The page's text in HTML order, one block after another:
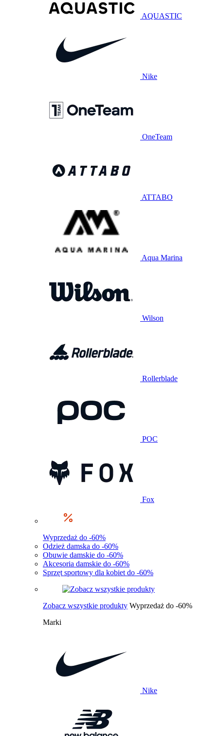
AQUASTIC
Nike
OneTeam
ATTABO
Aqua Marina
Wilson
Rollerblade
POC
Fox
Wyprzedaż do -60%
Odzież damska do -60%
Obuwie damskie do -60%
Akcesoria damskie do -60%
Sprzęt sportowy dla kobiet do -60%
Zobacz wszystkie produkty Wyprzedaż do -60%
Marki
Nike